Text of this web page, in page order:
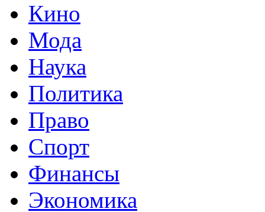
Кино
Мода
Наука
Политика
Право
Спорт
Финансы
Экономика